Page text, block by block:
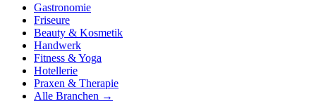
Gastronomie
Friseure
Beauty & Kosmetik
Handwerk
Fitness & Yoga
Hotellerie
Praxen & Therapie
Alle Branchen →